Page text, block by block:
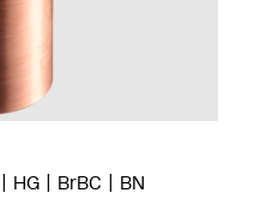
HG BrBC BN